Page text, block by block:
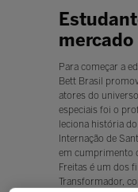
mercado
Para começar a
Bett Brasil
atores do
especiais foi o
leciona história
Internação de
em cumprimento
Freitas é um dos
Transformador,